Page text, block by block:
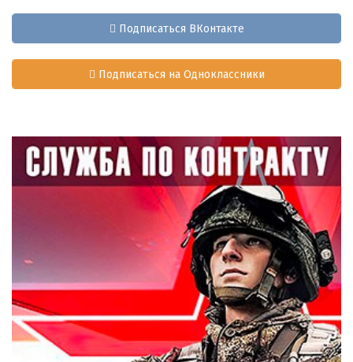
Подписаться ВКонтакте
Подписаться на Одноклассники